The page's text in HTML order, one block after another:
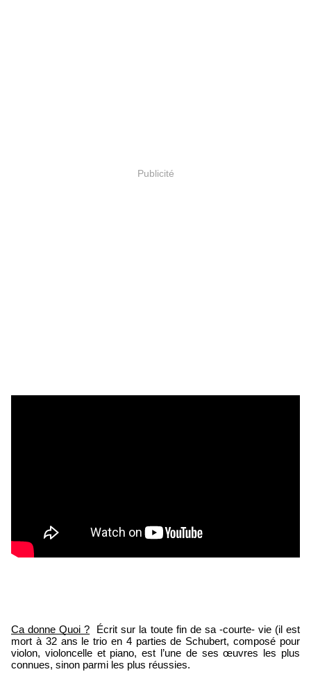
Publicité
Ca donne Quoi ? Écrit sur la toute fin de sa -courte- vie (il est
mort à 32 ans le trio en 4 parties de Schubert, composé pour
violon, violoncelle et piano, est l’une de ses œuvres les plus
connues, sinon parmi les plus réussies.